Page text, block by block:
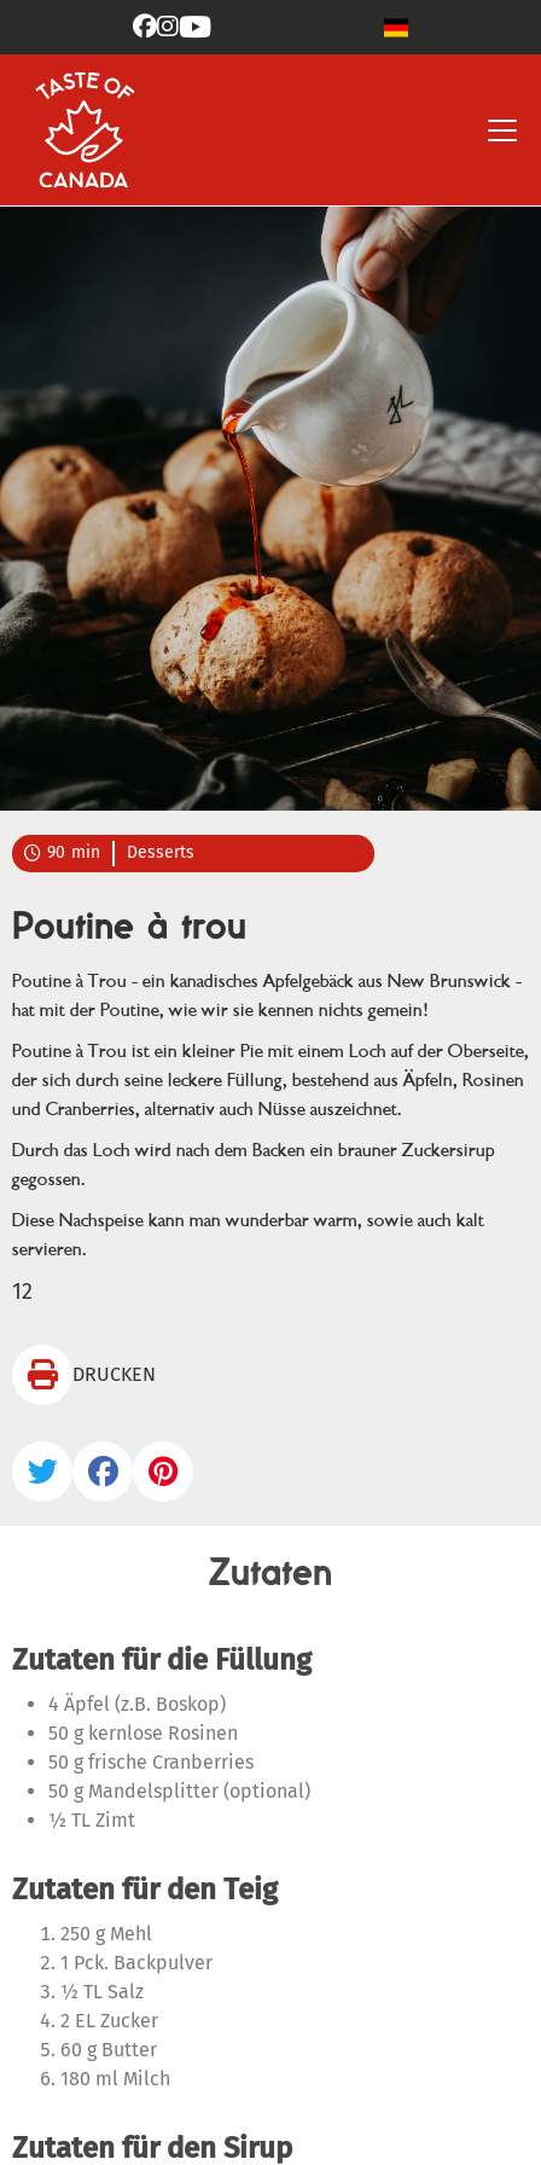

 90 min Desserts
Poutine à trou
Poutine à Trou - ein kanadisches Apfelgebäck aus New Brunswick -
hat mit der Poutine, wie wir sie kennen nichts gemein!
Poutine à Trou ist ein kleiner Pie mit einem Loch auf der Oberseite,
der sich durch seine leckere Füllung, bestehend aus Äpfeln, Rosinen
und Cranberries, alternativ auch Nüsse auszeichnet.
Durch das Loch wird nach dem Backen ein brauner Zuckersirup
gegossen.
Diese Nachspeise kann man wunderbar warm, sowie auch kalt
servieren.
12
 DRUCKEN
  
Zutaten
Zutaten für die Füllung
4 Äpfel (z.B. Boskop)
50 g kernlose Rosinen
50 g frische Cranberries
50 g Mandelsplitter (optional)
½ TL Zimt
Zutaten für den Teig
250 g Mehl
1 Pck. Backpulver
½ TL Salz
2 EL Zucker
60 g Butter
180 ml Milch
Zutaten für den Sirup